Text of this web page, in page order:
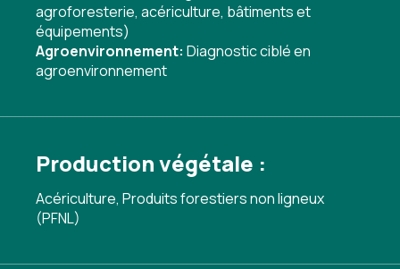
agroforesterie, acériculture, bâtiments et
équipements)
Agroenvironnement: Diagnostic ciblé en
agroenvironnement
Production végétale :
Acériculture, Produits forestiers non ligneux
(PFNL)